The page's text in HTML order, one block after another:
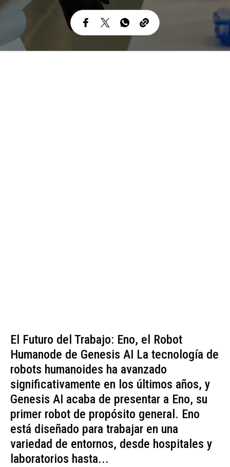
El Futuro del Trabajo: Eno, el Robot
Humanode de Genesis AI La tecnología de
robots humanoides ha avanzado
significativamente en los últimos años, y
Genesis AI acaba de presentar a Eno, su
primer robot de propósito general. Eno
está diseñado para trabajar en una
variedad de entornos, desde hospitales y
laboratorios hasta...